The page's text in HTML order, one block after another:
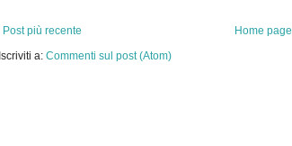
Post più recente
Home page
Iscriviti a: Commenti sul post (Atom)